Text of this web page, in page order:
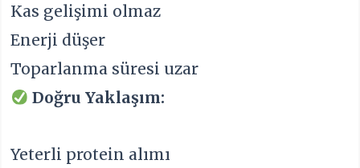
Kas gelişimi olmaz
Enerji düşer
Toparlanma süresi uzar
Doğru Yaklaşım:
Yeterli protein alımı